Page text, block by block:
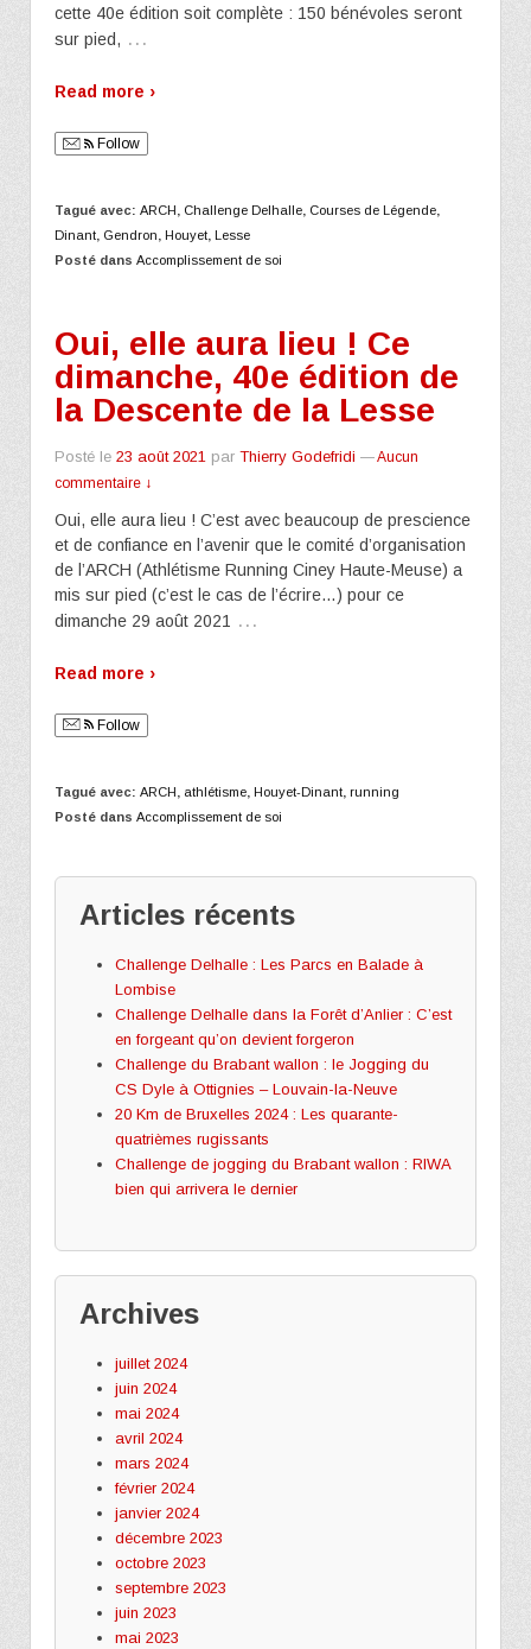
cette 40e édition soit complète : 150 bénévoles seront
sur pied, …
Read more ›
Follow
Tagué avec: ARCH Challenge Delhalle Courses de Légende
Dinant Gendron Houyet Lesse
Posté dans Accomplissement de soi
Oui, elle aura lieu ! Ce
dimanche, 40e édition de
la Descente de la Lesse
Posté le 23 août 2021 par Thierry Godefridi —Aucun
commentaire ↓
Oui, elle aura lieu ! C’est avec beaucoup de prescience
et de confiance en l’avenir que le comité d’organisation
de l’ARCH (Athlétisme Running Ciney Haute-Meuse) a
mis sur pied (c’est le cas de l’écrire…) pour ce
dimanche 29 août 2021
…
Read more ›
Follow
Tagué avec: ARCH athlétisme Houyet-Dinant running
Posté dans Accomplissement de soi
Articles récents
Challenge Delhalle : Les Parcs en Balade à
Lombise
Challenge Delhalle dans la Forêt d’Anlier : C’est
en forgeant qu’on devient forgeron
Challenge du Brabant wallon : le Jogging du
CS Dyle à Ottignies – Louvain-la-Neuve
20 Km de Bruxelles 2024 : Les quarante-
quatrièmes rugissants
Challenge de jogging du Brabant wallon : RIWA
bien qui arrivera le dernier
Archives
juillet 2024
juin 2024
mai 2024
avril 2024
mars 2024
février 2024
janvier 2024
décembre 2023
octobre 2023
septembre 2023
juin 2023
mai 2023